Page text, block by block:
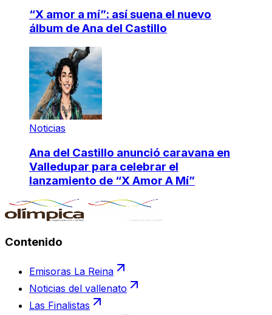
“X amor a mí”: así suena el nuevo
álbum de Ana del Castillo
Noticias
Ana del Castillo anunció caravana en
Valledupar para celebrar el
lanzamiento de “X Amor A Mí”
Contenido
Emisoras La Reina
Noticias del vallenato
Las Finalistas